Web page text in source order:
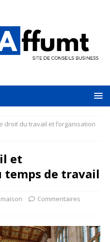
droit du travail et l’organisation
et
temps de travail
Commentaires